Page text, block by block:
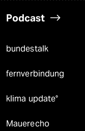
Podcast
bundestalk
fernverbindung
klima update°
Mauerecho